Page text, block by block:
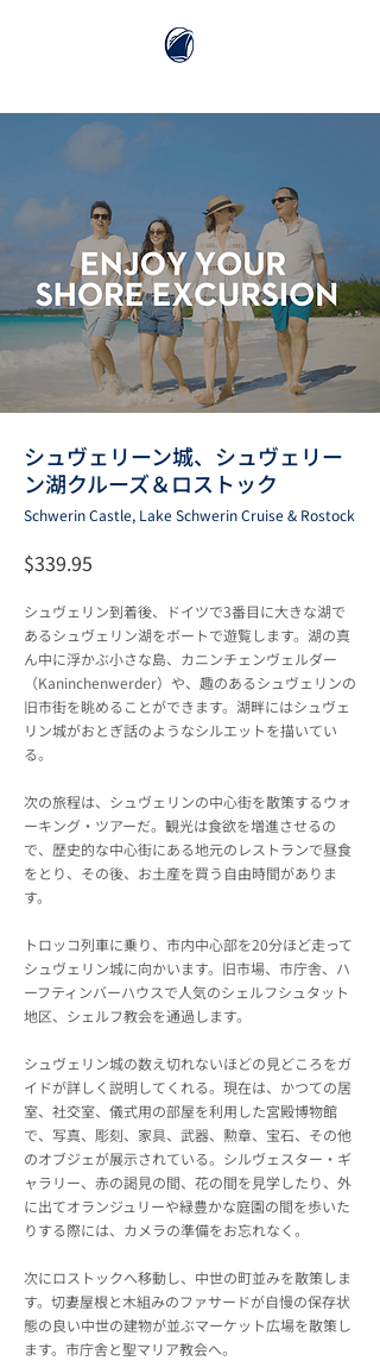
シュヴェリーン城、シュヴェリー
ン湖クルーズ＆ロストック
Schwerin Castle, Lake Schwerin Cruise & Rostock
$339.95
シュヴェリン到着後、ドイツで3番目に大きな湖で
あるシュヴェリン湖をボートで遊覧します。湖の真
ん中に浮かぶ小さな島、カニンチェンヴェルダー
（Kaninchenwerder）や、趣のあるシュヴェリンの
旧市街を眺めることができます。湖畔にはシュヴェ
リン城がおとぎ話のようなシルエットを描いてい
る。
次の旅程は、シュヴェリンの中心街を散策するウォ
ーキング・ツアーだ。観光は食欲を増進させるの
で、歴史的な中心街にある地元のレストランで昼食
をとり、その後、お土産を買う自由時間がありま
す。
トロッコ列車に乗り、市内中心部を20分ほど走って
シュヴェリン城に向かいます。旧市場、市庁舎、ハ
ーフティンバーハウスで人気のシェルフシュタット
地区、シェルフ教会を通過します。
シュヴェリン城の数え切れないほどの見どころをガ
イドが詳しく説明してくれる。現在は、かつての居
室、社交室、儀式用の部屋を利用した宮殿博物館
で、写真、彫刻、家具、武器、勲章、宝石、その他
のオブジェが展示されている。シルヴェスター・ギ
ャラリー、赤の謁見の間、花の間を見学したり、外
に出てオランジュリーや緑豊かな庭園の間を歩いた
りする際には、カメラの準備をお忘れなく。
次にロストックへ移動し、中世の町並みを散策しま
す。切妻屋根と木組みのファサードが自慢の保存状
態の良い中世の建物が並ぶマーケット広場を散策し
ます。市庁舎と聖マリア教会へ。